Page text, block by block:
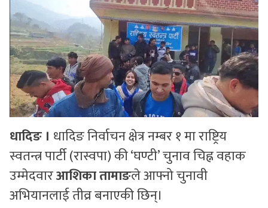
धादिङ । धादिङ निर्वाचन क्षेत्र नम्बर १ मा राष्ट्रिय
स्वतन्त्र पार्टी (रास्वपा) की ‘घण्टी’ चुनाव चिह्न वहाक
उम्मेदवारआशिका तामाङले आफ्नो चुनावी
अभियानलाई तीव्र बनाएकी छिन्।